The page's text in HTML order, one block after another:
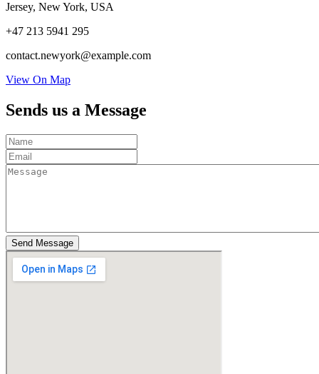
Jersey, New York, USA
+47 213 5941 295
contact.newyork@example.com
View On Map
Sends us a Message
Send Message